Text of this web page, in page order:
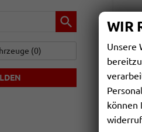
(0)
WIR
Unsere
können